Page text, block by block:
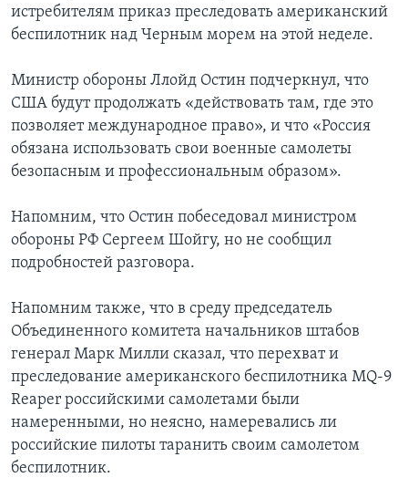
истребителям приказ преследовать американский
беспилотник над Черным морем на этой неделе.
Министр обороны Ллойд Остин подчеркнул, что
США будут продолжать «действовать там, где это
позволяет международное право», и что «Россия
обязана использовать свои военные самолеты
безопасным и профессиональным образом».
Напомним, что Остин побеседовал министром
обороны РФ Сергеем Шойгу, но не сообщил
подробностей разговора.
Напомним также, что в среду председатель
Объединенного комитета начальников штабов
генерал Марк Милли сказал, что перехват и
преследование американского беспилотника MQ-9
Reaper российскими самолетами были
намеренными, но неясно, намеревались ли
российские пилоты таранить своим самолетом
беспилотник.